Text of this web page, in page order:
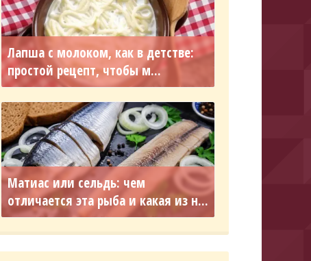
Лапша с молоком, как в детстве:
простой рецепт, чтобы м...
Матиас или сельдь: чем
отличается эта рыба и какая из н...